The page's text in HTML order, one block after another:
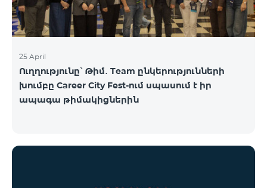
25 April
Ուղղությունը՝ Թիմ․ Team ընկերությունների
խումբը Career City Fest-ում սպասում է իր
ապագա թիմակիցներին